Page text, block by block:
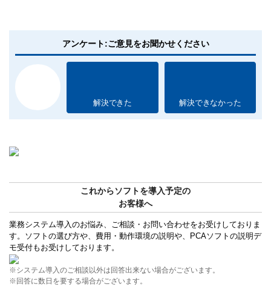
アンケート:ご意見をお聞かせください
解決できた 解決できなかった
これからソフトを導入予定の
お客様へ
業務システム導入のお悩み、ご相談・お問い合わせをお受けしておりま
す。ソフトの選び方や、費用・動作環境の説明や、PCAソフトの説明デ
モ受付もお受けしております。
※システム導入のご相談以外は回答出来ない場合がございます。
※回答に数日を要する場合がございます。